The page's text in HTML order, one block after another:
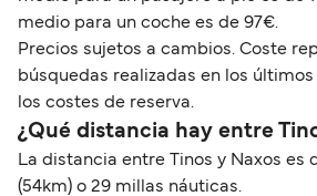
medio para un coche es de 97€.
Precios sujetos a cambios. Coste
búsquedas realizadas en los
los costes de reserva.
¿Qué distancia hay entre
La distancia entre Tinos y Naxos es
(54km) o 29 millas náuticas.